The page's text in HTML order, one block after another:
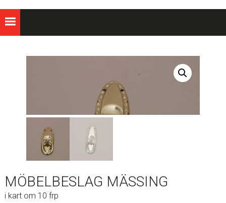
MÖBELBESLAG MÄSSING
i kart om 10 frp